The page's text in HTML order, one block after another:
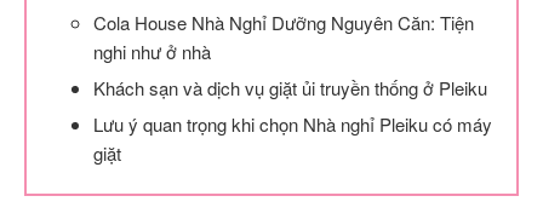
Cola House Nhà Nghỉ Dưỡng Nguyên Căn: Tiện
nghi như ở nhà
Khách sạn và dịch vụ giặt ủi truyền thống ở Pleiku
Lưu ý quan trọng khi chọn Nhà nghỉ Pleiku có máy
giặt